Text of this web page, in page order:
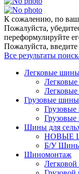
К сожалению, по
Пожалуйста,
переформулируйте
Пожалуйста,
Все результаты
Легковые
Грузовые шины
Шины для
НОВЫЕ
Б/У Шины
Шиномонтаж